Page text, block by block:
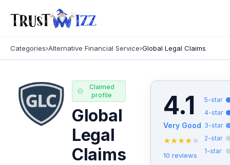
Categories›Alternative Financial Service›Global Legal Claims
Claimed
profile
Global
Legal
Claims
4.1
Very Good
★★★★★
10 reviews
5-star
4-star
3-star
2-star
1-star